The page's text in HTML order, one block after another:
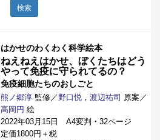
検索
はかせのわくわく科学絵本
ねえねえはかせ、ぼくたちはどう
やって免疫に守られてるの？
免疫細胞たちのおしごと
熊ノ郷淳 監修／ 野口悦 ， 渡辺祐司 原案／
高岡円 絵
2022年03月15日 A4変判・32ページ
定価1800円＋税